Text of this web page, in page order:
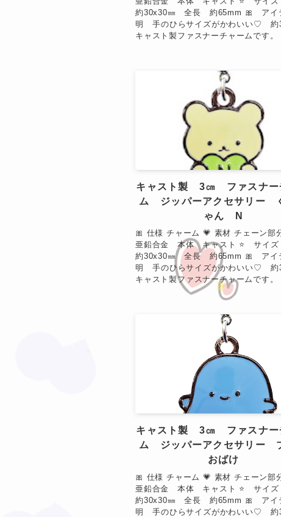
約30x30㎜ 全長 約65mm 🎀 アイ
明 手のひらサイズがかわいい♡ 約
キャスト製ファスナーチャームです。
キャスト製 3㎝ ファスナー
ム ジッパーアクセサリー
ゃん N
🎀 仕様 チャーム 💗 素材 チェーン
亜鉛合金 本体 キャスト ⭐ サイ
約30x30㎜ 全長 約65mm 🎀 アイ
明 手のひらサイズがかわいい♡ 約
キャスト製ファスナーチャームです
キャスト製 3㎝ ファスナー
ム ジッパーアクセサリー
おばけ
🎀 仕様 チャーム 💗 素材 チェーン
亜鉛合金 本体 キャスト ⭐ サイ
約30x30㎜ 全長 約65mm 🎀 アイ
明 手のひらサイズがかわいい♡ 約
❤
★